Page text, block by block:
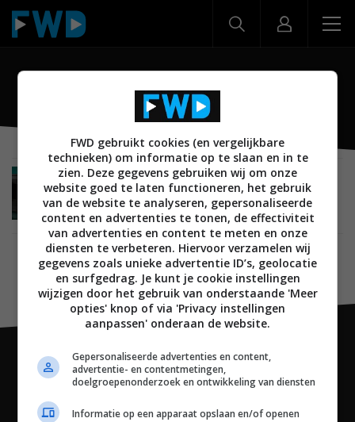
AG-CX370
DIGITAL MOVIE NIEUWS CREATE 03 SEPTEMBER 2025
Revival van Panasonic 4K Pro(-sumer)
camcorders – Panasonic HC-X1200, HC-X1600,
HC-X2100, AG-CX20 en AG-CX370
FWD gebruikt cookies (en vergelijkbare
technieken) om informatie op te slaan en in te
zien. Deze gegevens gebruiken wij om onze
website goed te laten functioneren, het gebruik
van de website te analyseren, gepersonaliseerde
content en advertenties te tonen, de effectiviteit
van advertenties en content te meten en onze
diensten te verbeteren. Hiervoor verzamelen wij
gegevens zoals unieke advertentie ID’s, geolocatie
en surfgedrag. Je kunt je cookie instellingen
wijzigen door het gebruik van onderstaande 'Meer
opties' knop of via 'Privacy instellingen
aanpassen' onderaan de website.
Gepersonaliseerde advertenties en content,
advertentie- en contentmetingen,
doelgroepenonderzoek en ontwikkeling van diensten
Informatie op een apparaat opslaan en/of openen